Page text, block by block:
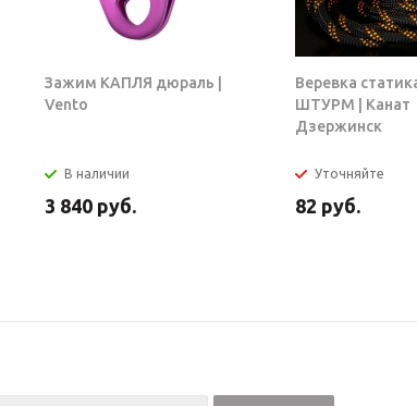
Зажим КАПЛЯ дюраль |
Vento
В наличии
3 840 руб.
Веревка
ШТУРМ | Канат
Дзержинск
Уточняйте
82 руб.